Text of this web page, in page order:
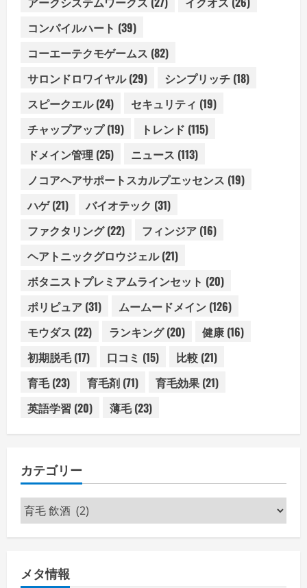
コンパイルハート (39)
コーエーテクモゲームス (82)
サロンドロワイヤル(29) シンプリッチ (18)
スピークエル(24) セキュリティ (19)
チャップアップ(19) トレンド (115)
ドメイン管理 (25) ニュース (113)
ノコアヘアサポートスカルプエッセンス (19)
ハゲ(21) バイオテック (31)
ファクタリング(22) フィンジア (16)
ヘアトニックグロウジェル(21)
ボタニストプレミアムラインセット (20)
ポリピュア (31) ムームードメイン (126)
モウダス (22) ランキング(20) 健康 (16)
初期脱毛(17) 口コミ (15) 比較 (21)
育毛(23) 育毛剤 (71) 育毛効果 (21)
英語学習 (20) 薄毛(23)
カテゴリー
カ
テ
ー
メタ情報